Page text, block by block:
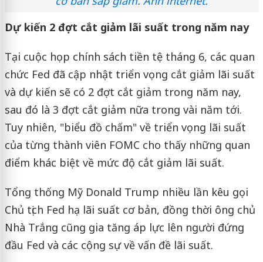
Dự kiến 2 đợt cắt giảm lãi suất trong năm nay
Tại cuộc họp chính sách tiền tệ tháng 6, các quan
chức Fed đã cập nhật triển vọng cắt giảm lãi suất
và dự kiến sẽ có 2 đợt cắt giảm trong năm nay,
sau đó là 3 đợt cắt giảm nữa trong vài năm tới.
Tuy nhiên, "biểu đồ chấm" về triển vọng lãi suất
của từng thành viên FOMC cho thấy những quan
điểm khác biệt về mức độ cắt giảm lãi suất.
Tổng thống Mỹ Donald Trump nhiều lần kêu gọi
Chủ tịch Fed hạ lãi suất cơ bản, đồng thời ông chủ
Nhà Trắng cũng gia tăng áp lực lên người đứng
đầu Fed và các cộng sự về vấn đề lãi suất.